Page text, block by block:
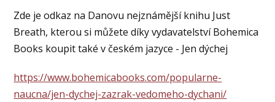
Zde je odkaz na Danovu nejznámější knihu Just
Breath, kterou si můžete díky vydavatelství Bohemica
Books koupit také v českém jazyce - Jen dýchej
https://www.bohemicabooks.com/popularne-
naucna/jen-dychej-zazrak-vedomeho-dychani/